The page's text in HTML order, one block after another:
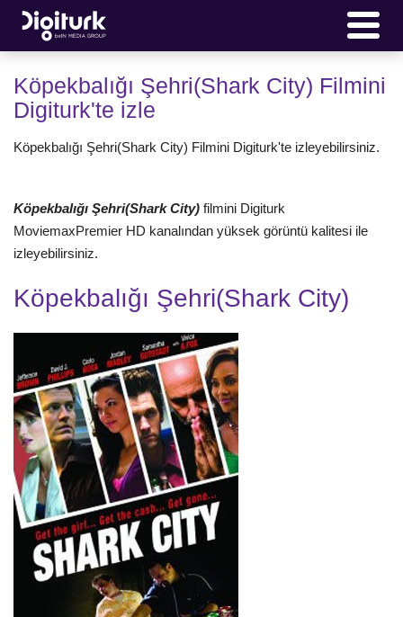
Köpekbalığı Şehri(Shark City) Filmini
Digiturk'te izle
Köpekbalığı Şehri(Shark City) Filmini Digiturk'te izleyebilirsiniz.
Köpekbalığı Şehri(Shark City) filmini Digiturk
MoviemaxPremier HD kanalından yüksek görüntü kalitesi ile
izleyebilirsiniz.
Köpekbalığı Şehri(Shark City)